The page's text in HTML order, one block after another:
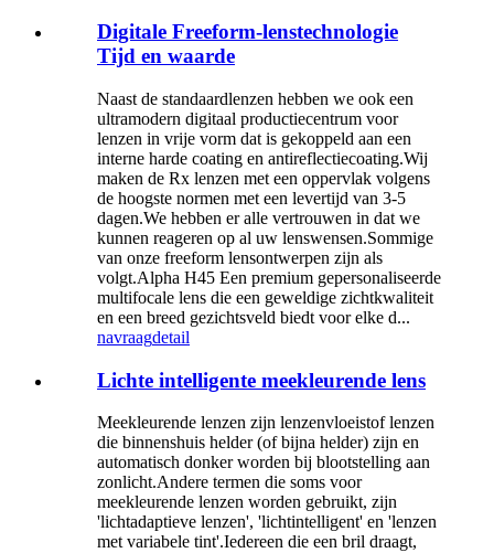
Digitale Freeform-lenstechnologie
Tijd en waarde
Naast de standaardlenzen hebben we ook een
ultramodern digitaal productiecentrum voor
lenzen in vrije vorm dat is gekoppeld aan een
interne harde coating en antireflectiecoating.Wij
maken de Rx lenzen met een oppervlak volgens
de hoogste normen met een levertijd van 3-5
dagen.We hebben er alle vertrouwen in dat we
kunnen reageren op al uw lenswensen.Sommige
van onze freeform lensontwerpen zijn als
volgt.Alpha H45 Een premium gepersonaliseerde
multifocale lens die een geweldige zichtkwaliteit
en een breed gezichtsveld biedt voor elke d...
navraagdetail
Lichte intelligente meekleurende lens
Meekleurende lenzen zijn lenzenvloeistof lenzen
die binnenshuis helder (of bijna helder) zijn en
automatisch donker worden bij blootstelling aan
zonlicht.Andere termen die soms voor
meekleurende lenzen worden gebruikt, zijn
'lichtadaptieve lenzen', 'lichtintelligent' en 'lenzen
met variabele tint'.Iedereen die een bril draagt,